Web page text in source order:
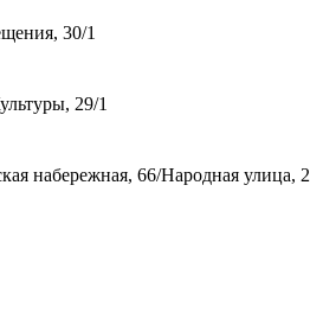
30/1
29/1
набережная, 66/Народная улица, 2